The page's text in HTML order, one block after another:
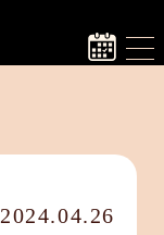
2024.04.26